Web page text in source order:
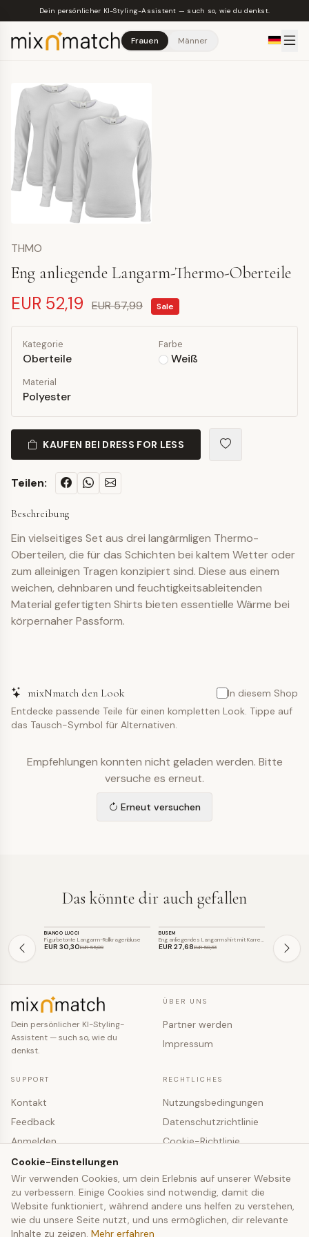
Skip to main content
Dein persönlicher KI-Styling-Assistent — such so, wie du denkst.
Frauen Männer
THMO
Eng anliegende Langarm-Thermo-Oberteile
EUR 52,19 EUR 57,99 Sale
Kategorie
Oberteile
Farbe
Weiß
Material
Polyester
KAUFEN BEI DRESS FOR LESS
Teilen:
Beschreibung
Ein vielseitiges Set aus drei langärmligen Thermo-
Oberteilen, die für das Schichten bei kaltem Wetter oder
zum alleinigen Tragen konzipiert sind. Diese aus einem
weichen, dehnbaren und feuchtigkeitsableitenden
Material gefertigten Shirts bieten essentielle Wärme bei
körpernaher Passform.
mixNmatch den Look
In diesem Shop
Entdecke passende Teile für einen kompletten Look. Tippe auf
das Tausch-Symbol für Alternativen.
Empfehlungen konnten nicht geladen werden. Bitte
versuche es erneut.
Erneut versuchen
Das könnte dir auch gefallen
SALE
BIANCO LUCCI
Figurbetonte Langarm-Rollkragenbluse
EUR 30,30EUR 55,09
SALE
BUSEM
Eng anliegendes Langarmshirt mit Karree…
EUR 27,68EUR 50,33
SALE
EUR 27
Dein persönlicher KI-Styling-
Assistent — such so, wie du
denkst.
ÜBER UNS
Partner werden
Impressum
SUPPORT
Kontakt
Feedback
Anmelden
Registrieren
RECHTLICHES
Nutzungsbedingungen
Datenschutzrichtlinie
Cookie-Richtlinie
© 2026 mixNmatch · co-fashion UG (haftungsbeschränkt)
Cookie-Einstellungen
Wir verwenden Cookies, um dein Erlebnis auf unserer Website
zu verbessern. Einige Cookies sind notwendig, damit die
Website funktioniert, während andere uns helfen zu verstehen,
wie du unsere Seite nutzt, und uns ermöglichen, dir relevante
Inhalte zu zeigen. Mehr erfahren